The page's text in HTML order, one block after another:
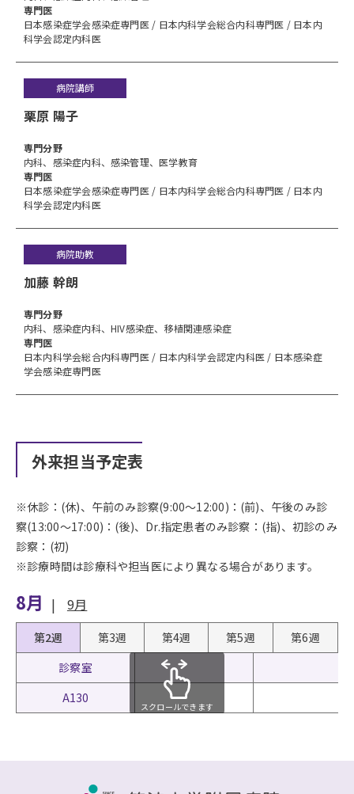
専門医
日本感染症学会感染症専門医 / 日本内科学会総合内科専門医 / 日本内
科学会認定内科医
病院講師
栗原 陽子
専⾨分野
内科、感染症内科、感染管理、医学教育
専門医
日本感染症学会感染症専門医 / 日本内科学会総合内科専門医 / 日本内
科学会認定内科医
病院助教
加藤 幹朗
専⾨分野
内科、感染症内科、HIV感染症、移植関連感染症
専門医
日本内科学会総合内科専門医 / 日本内科学会認定内科医 / 日本感染症
学会感染症専門医
外来担当予定表
※休診：(休)、午前のみ診察(9:00〜12:00)：(前)、午後のみ診
察(13:00〜17:00)：(後)、Dr.指定患者のみ診察：(指)、初診のみ
診察：(初)
※診療時間は診療科や担当医により異なる場合があります。
8月 | 9月
第2週 第3週 第4週 第5週
第6週
診察室
A130
スクロールできます